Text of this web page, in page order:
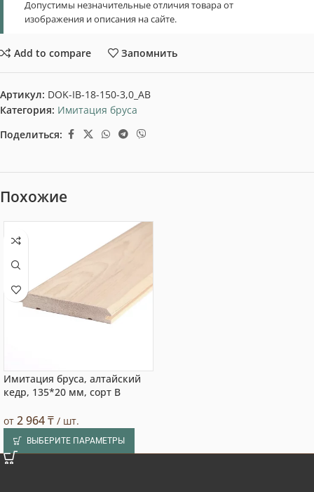
Допустимы незначительные отличия товара от
изображения и описания на сайте.
Add to compare Запомнить
Артикул: DOK-IB-18-150-3,0_AB
Категория: Имитация бруса
Поделиться:
Похожие
Имитация бруса, алтайский
кедр, 135*20 мм, сорт B
от 2 964₸ / шт.
ВЫБЕРИТЕ ПАРАМЕТРЫ